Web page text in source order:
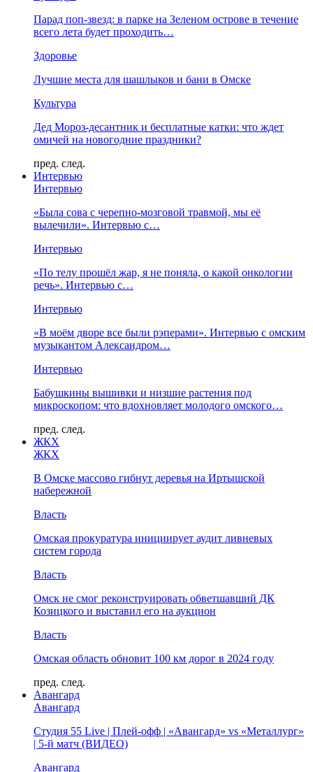
Парад поп-звезд: в парке на Зеленом острове в течение
всего лета будет проходить…
Здоровье
Лучшие места для шашлыков и бани в Омске
Культура
Дед Мороз-десантник и бесплатные катки: что ждет
омичей на новогодние праздники?
пред. след.
Интервью
Интервью
«Была сова с черепно-мозговой травмой, мы её
вылечили». Интервью с…
Интервью
«По телу прошёл жар, я не поняла, о какой онкологии
речь». Интервью с…
Интервью
«В моём дворе все были рэперами». Интервью с омским
музыкантом Александром…
Интервью
Бабушкины вышивки и низшие растения под
микроскопом: что вдохновляет молодого омского…
пред. след.
ЖКХ
ЖКХ
В Омске массово гибнут деревья на Иртышской
набережной
Власть
Омская прокуратура инициирует аудит ливневых
систем города
Власть
Омск не смог реконструировать обветшавший ДК
Козицкого и выставил его на аукцион
Власть
Омская область обновит 100 км дорог в 2024 году
пред. след.
Авангард
Авангард
Студия 55 Live | Плей-офф | «Авангард» vs «Металлург»
| 5-й матч (ВИДЕО)
Авангард